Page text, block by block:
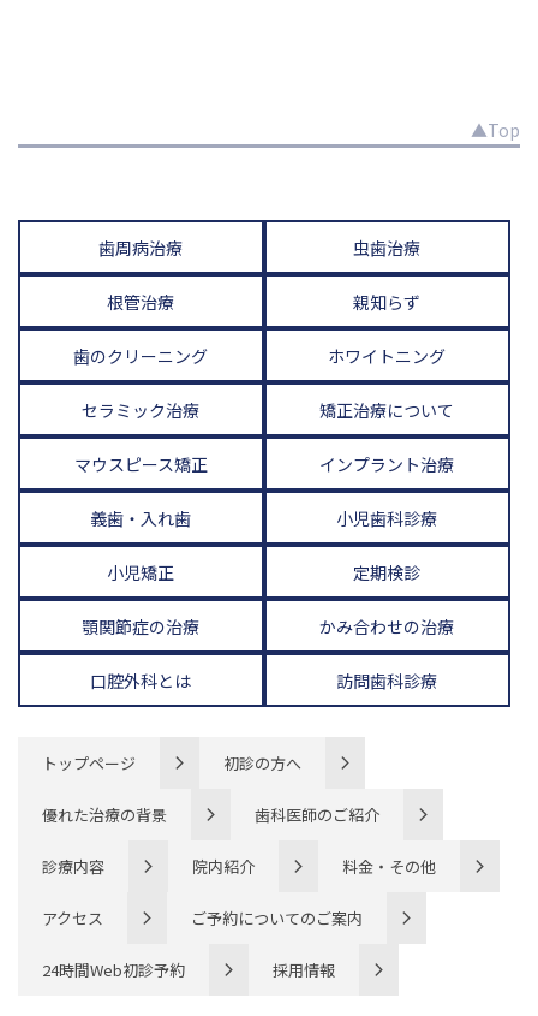
▲Top
歯周病治療 虫歯治療
根管治療 親知らず
歯のクリーニング ホワイトニング
セラミック治療 矯正治療について
マウスピース矯正 インプラント治療
義歯・入れ歯 小児歯科診療
小児矯正 定期検診
顎関節症の治療 かみ合わせの治療
口腔外科とは 訪問歯科診療
トップページ 初診の方へ
優れた治療の背景 歯科医師のご紹介
診療内容 院内紹介 料金・その他
アクセス ご予約についてのご案内
24時間Web初診予約 採用情報